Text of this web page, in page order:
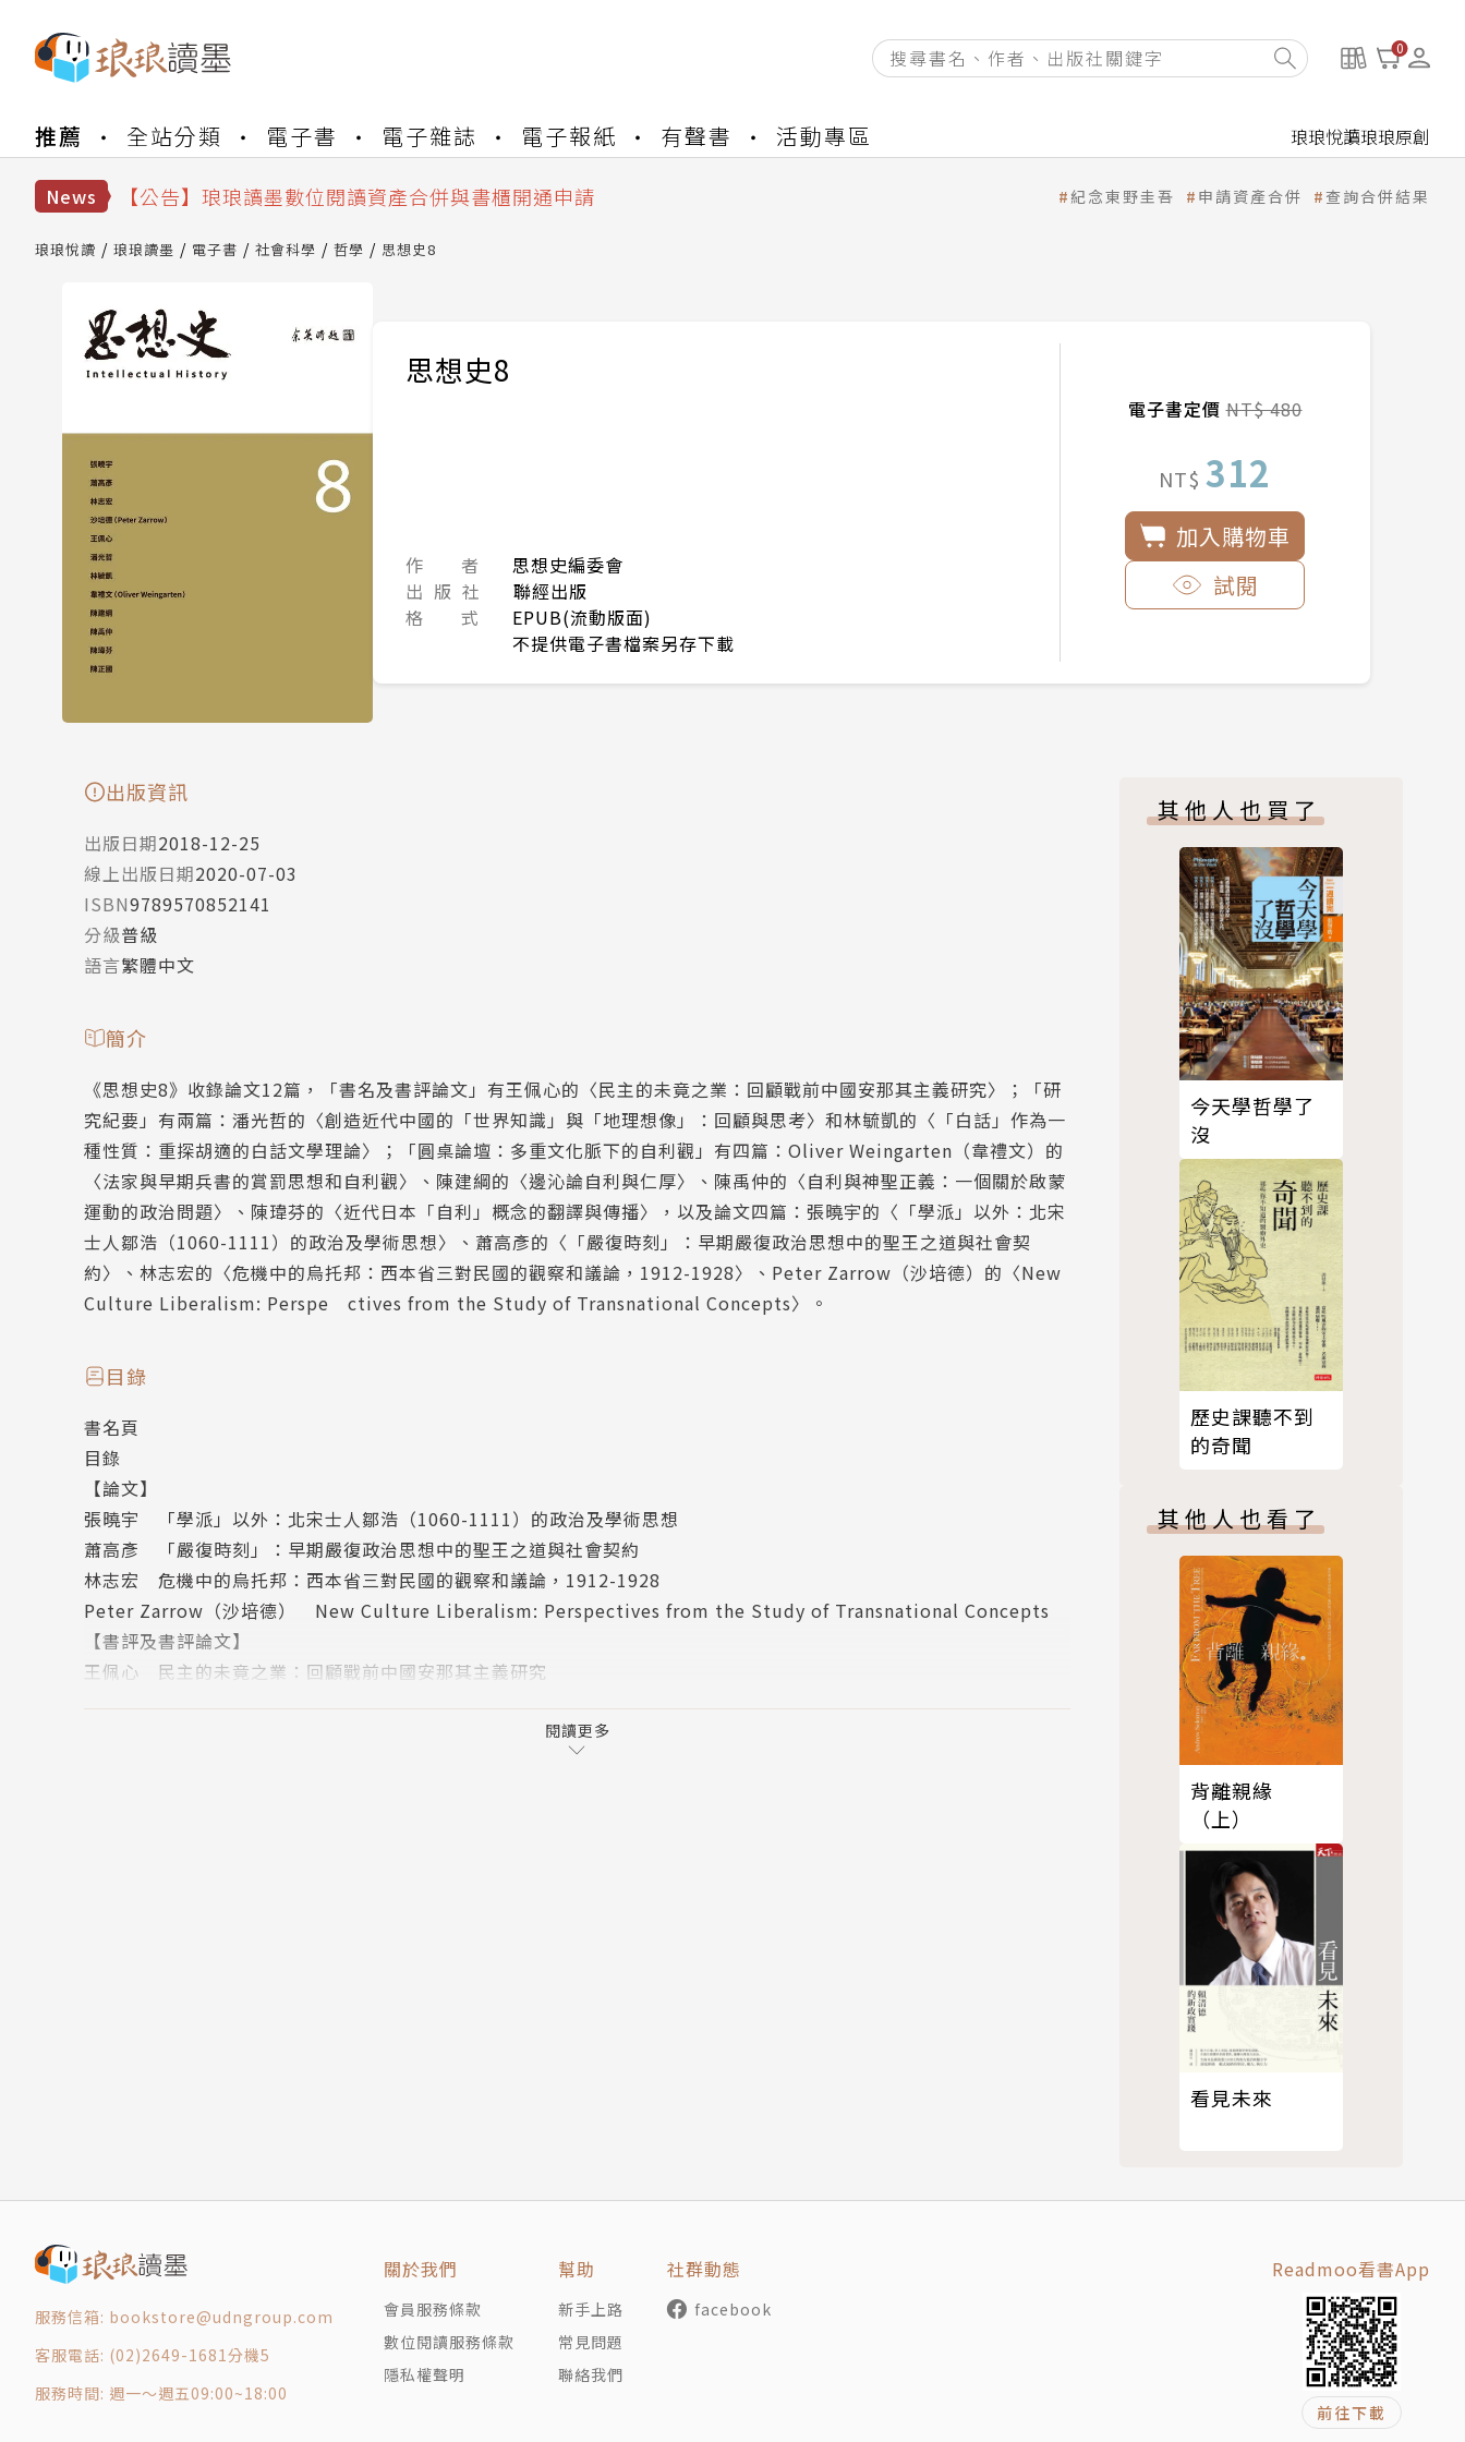
0
推薦 全站分類 電子書 電子雜誌 電子報紙 有聲書 活動專區 琅琅悅讀琅琅原創
News
【公告】因 Readmoo 讀墨系統維護中，本站同步暫停部分閱讀服務
【公告】琅琅讀墨書櫃開通常見問題
【公告】琅琅書店服務升級重要說明及資產合併結果查詢
紀念東野圭吾 申請資產合併 查詢合併結果
琅琅悅讀 琅琅讀墨 電子書 社會科學 哲學 思想史8
思想史8
作 者
思想史編委會
出 版 社
聯經出版
格 式
EPUB(流動版面)
不提供電子書檔案另存下載
電子書定價NT$ 480
NT$ 312
加入購物車
試閱
出版資訊
出版日期2018-12-25
線上出版日期2020-07-03
ISBN9789570852141
分級普級
語言繁體中文
簡介
《思想史8》收錄論文12篇，「書名及書評論文」有王佩心的〈民主的未竟之業：回顧戰前中國安那其主義研究〉；「研
究紀要」有兩篇：潘光哲的〈創造近代中國的「世界知識」與「地理想像」：回顧與思考〉和林毓凱的〈「白話」作為一
種性質：重探胡適的白話文學理論〉；「圓桌論壇：多重文化脈下的自利觀」有四篇：Oliver Weingarten（韋禮文）的
〈法家與早期兵書的賞罰思想和自利觀〉、陳建綱的〈邊沁論自利與仁厚〉、陳禹仲的〈自利與神聖正義：一個關於啟蒙
運動的政治問題〉、陳瑋芬的〈近代日本「自利」概念的翻譯與傳播〉，以及論文四篇：張曉宇的〈「學派」以外：北宋
士人鄒浩（1060-1111）的政治及學術思想〉、蕭高彥的〈「嚴復時刻」：早期嚴復政治思想中的聖王之道與社會契
約〉、林志宏的〈危機中的烏托邦：西本省三對民國的觀察和議論，1912-1928〉、Peter Zarrow（沙培德）的〈New
Culture Liberalism: Perspe ctives from the Study of Transnational Concepts〉。
目錄
書名頁
目錄
【論文】
張曉宇 「學派」以外：北宋士人鄒浩（1060-1111）的政治及學術思想
蕭高彥 「嚴復時刻」：早期嚴復政治思想中的聖王之道與社會契約
林志宏 危機中的烏托邦：西本省三對民國的觀察和議論，1912-1928
Peter Zarrow（沙培德） New Culture Liberalism: Perspectives from the Study of Transnational Concepts
【書評及書評論文】
王佩心 民主的未竟之業：回顧戰前中國安那其主義研究
潘光哲 創造近代中國的「世界知識」與「地理想像」：回顧與思考
閱讀更多
其他人也買了
今天學哲學了
沒
歷史課聽不到
的奇聞
其他人也看了
背離親緣
（上）
看見未來
服務信箱: bookstore@udngroup.com
客服電話: (02)2649-1681分機5
服務時間: 週一～週五09:00~18:00
關於我們
會員服務條款
數位閱讀服務條款
隱私權聲明
幫助
新手上路
常見問題
聯絡我們
社群動態
facebook
Readmoo看書App
前往下載